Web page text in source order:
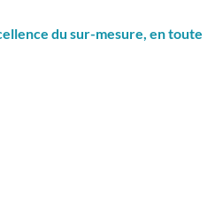
du sur-mesure, en toute